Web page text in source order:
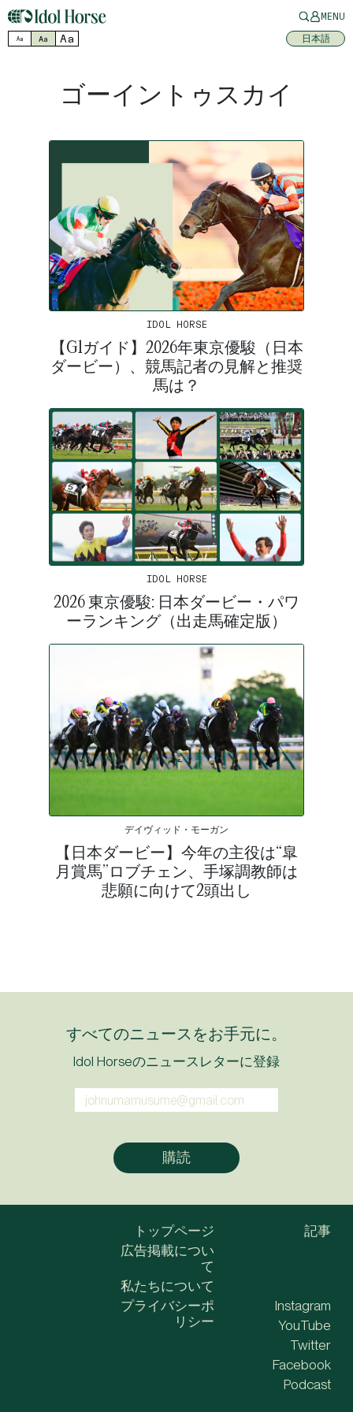
MENU
Aa Aa Aa 日本語
ゴーイントゥスカイ
IDOL HORSE
【G1ガイド】2026年東京優駿（日本
ダービー）、競馬記者の見解と推奨
馬は？
IDOL HORSE
2026 東京優駿: 日本ダービー・パワ
ーランキング（出走馬確定版）
デイヴィッド・モーガン
【日本ダービー】今年の主役は“皐
月賞馬”ロブチェン、手塚調教師は
悲願に向けて2頭出し
すべてのニュースをお手元に。
Idol Horseのニュースレターに登録
トップページ
広告掲載につい
て
私たちについて
記事
プライバシーポ
リシー
Instagram
YouTube
Twitter
Facebook
Podcast